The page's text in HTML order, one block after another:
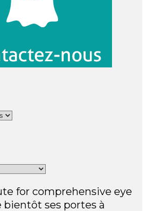
for comprehensive eye
bientôt ses portes à